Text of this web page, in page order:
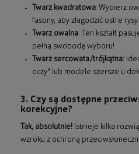
Twarz kwadratowa: Wybierz
fasony, aby złagodzić ostre rysy.
Twarz owalna: Ten kształt
pełną swobodę wyboru!
Twarz sercowata/trójkątna:
oczy" lub modele szersze u
3. Czy są dostępne
korekcyjne?
Tak, absolutnie! Istnieje kilka
wzroku z ochroną